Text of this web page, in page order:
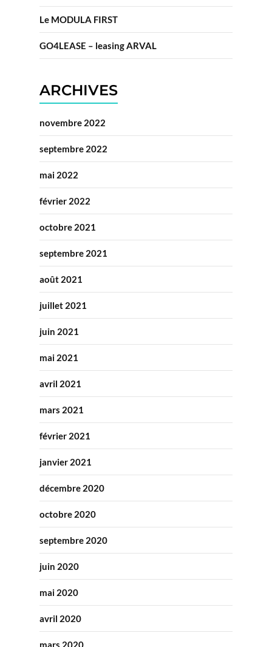
Le MODULA FIRST
GO4LEASE – leasing ARVAL
ARCHIVES
novembre 2022
septembre 2022
mai 2022
février 2022
octobre 2021
septembre 2021
août 2021
juillet 2021
juin 2021
mai 2021
avril 2021
mars 2021
février 2021
janvier 2021
décembre 2020
octobre 2020
septembre 2020
juin 2020
mai 2020
avril 2020
mars 2020